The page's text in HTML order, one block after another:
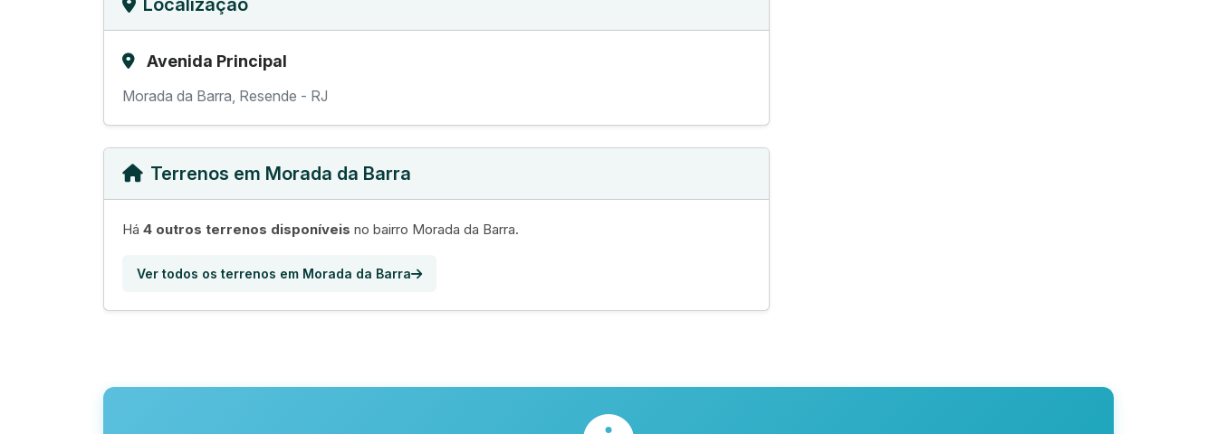
Localização
Avenida Principal
Morada da Barra, Resende - RJ
Terrenos em Morada da Barra
Há 4 outros terrenos disponíveis no bairro Morada da Barra.
Ver todos os terrenos em Morada da Barra